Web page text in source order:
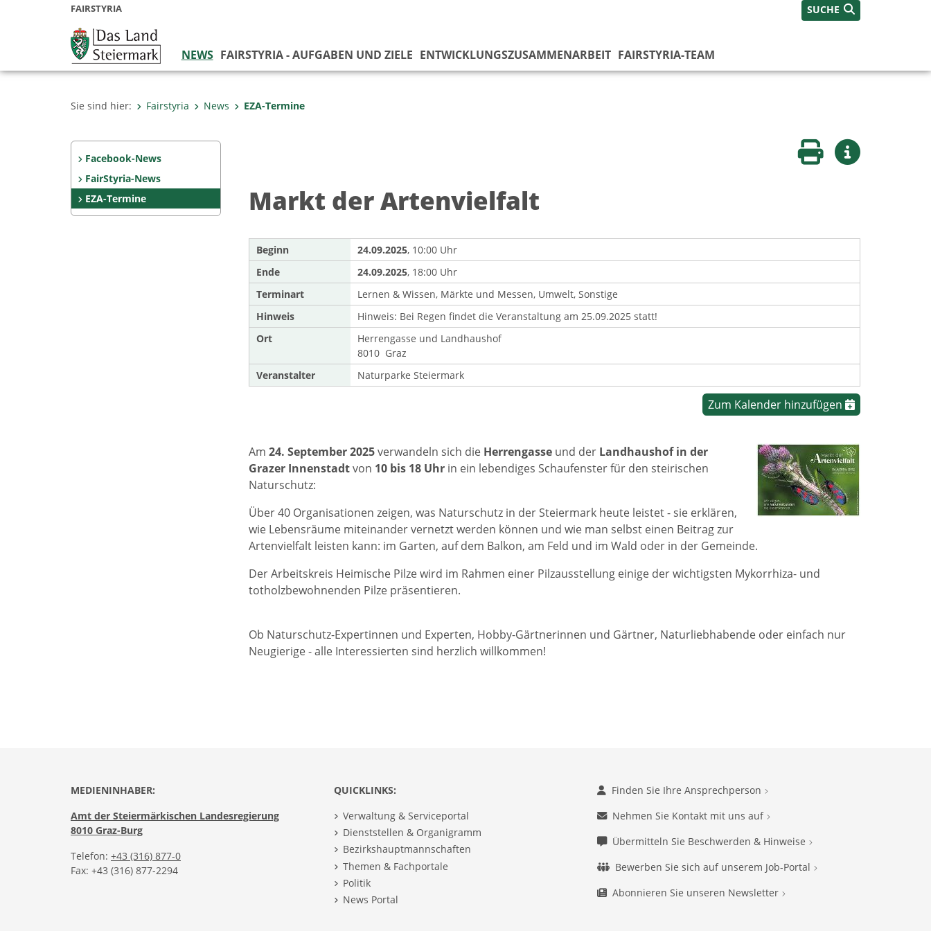
FAIRSTYRIA SUCHE
NEWS FAIRSTYRIA - AUFGABEN UND ZIELE ENTWICKLUNGSZUSAMMENARBEIT FAIRSTYRIA-TEAM
Sie sind hier: Fairstyria News EZA-Termine
Facebook-News
FairStyria-News
EZA-Termine
Seite druckenWeitere Infos
Markt der Artenvielfalt
Beginn 24.09.2025, 10:00 Uhr
Ende
24.09.2025, 18:00 Uhr
Terminart
Lernen & Wissen, Märkte und Messen, Umwelt, Sonstige
Hinweis
Hinweis: Bei Regen findet die Veranstaltung am 25.09.2025 statt!
Ort
Herrengasse und Landhaushof
8010 Graz
Veranstalter
Naturparke Steiermark
Zum Kalender hinzufügen
Am 24. September 2025verwandeln sich die Herrengasseund der Landhaushof in der
Grazer Innenstadtvon 10 bis 18 Uhrin ein lebendiges Schaufenster für den steirischen
Naturschutz:
Über 40 Organisationen zeigen, was Naturschutz in der Steiermark heute leistet - sie erklären,
wie Lebensräume miteinander vernetzt werden können und wie man selbst einen Beitrag zur
Artenvielfalt leisten kann: im Garten, auf dem Balkon, am Feld und im Wald oder in der Gemeinde.
Der Arbeitskreis Heimische Pilze wird im Rahmen einer Pilzausstellung einige der wichtigsten Mykorrhiza- und
totholzbewohnenden Pilze präsentieren.
Ob Naturschutz-Expertinnen und Experten, Hobby-Gärtnerinnen und Gärtner, Naturliebhabende oder einfach nur
Neugierige - alle Interessierten sind herzlich willkommen!
MEDIENINHABER:
Amt der Steiermärkischen Landesregierung
8010 Graz-Burg
Telefon: +43 (316) 877-0
Fax: +43 (316) 877-2294
QUICKLINKS:
Verwaltung & Serviceportal
Dienststellen & Organigramm
Bezirkshauptmannschaften
Themen & Fachportale
Politik
News Portal
Finden Sie Ihre Ansprechperson
Nehmen Sie Kontakt mit uns auf
Übermitteln Sie Beschwerden & Hinweise
Bewerben Sie sich auf unserem Job-Portal
Abonnieren Sie unseren Newsletter